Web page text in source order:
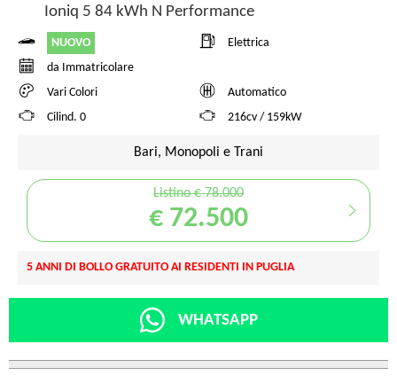
Ioniq 5 84 kWh N Performance
NUOVO
Elettrica
da Immatricolare
Vari Colori
Automatico
Cilind. 0
216cv / 159kW
Bari, Monopoli e Trani
Listino € 78.000
€ 72.500
5 ANNI DI BOLLO GRATUITO AI RESIDENTI IN PUGLIA
WHATSAPP